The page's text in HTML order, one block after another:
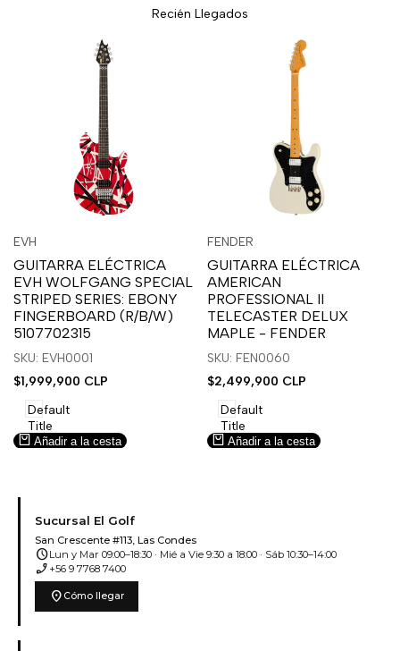
Recién Llegados
sesión
para
usar
la
lista
deseos.
para
usar
Compare
Proveedor:
EVH
GUITARRA ELÉCTRICA
EVH WOLFGANG SPECIAL
STRIPED SERIES: EBONY
FINGERBOARD (R/B/W)
5107702315
SKU: EVH0001
Precio
venta
$1,999,900 CLP
Default
Title
Añadir a la cesta
sesión
para
usar
la
lista
deseos.
sesión
para
usar
Compare
Vista
Proveedor:
FENDER
GUITARRA ELÉCTRICA
AMERICAN
PROFESSIONAL II
TELECASTER DELUX
MAPLE - FENDER
SKU: FEN0060
Precio
venta
$2,499,900 CLP
Default
Title
Añadir a la cesta
Sucursal El Golf
San Crescente #113, Las Condes
scheduleLun y Mar 09:00–18:30 · Mié a Vie 9:30 a 18:00 · Sáb 10:30–14:00
phone_enabled +56 9 7768 7400
location_on Cómo llegar